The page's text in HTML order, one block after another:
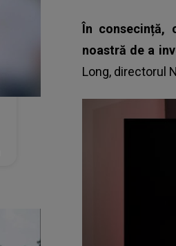
În consecință,
noastră de a
Long, directorul